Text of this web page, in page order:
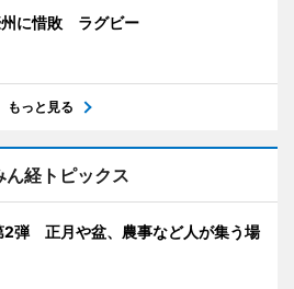
州に惜敗 ラグビー
もっと見る
ん経トピックス
2弾 正月や盆、農事など人が集う場